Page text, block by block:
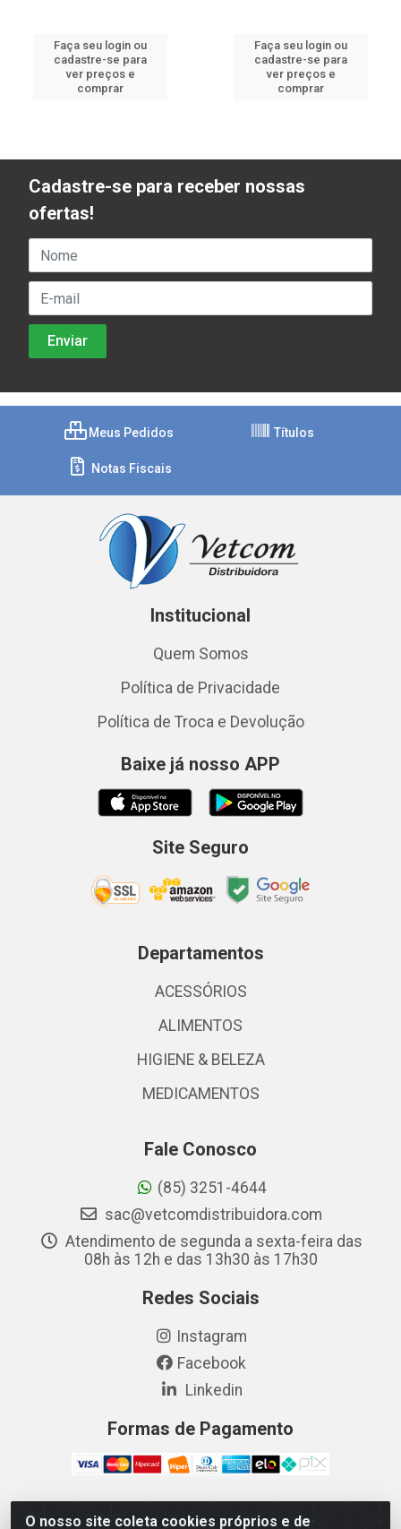
Faça seu login ou
cadastre-se para
ver preços e
comprar
Faça seu login ou
cadastre-se para
ver preços e
comprar
O nosso site coleta cookies próprios e de
Cadastre-se para receber nossas
ofertas!
Meus Pedidos Títulos
Notas Fiscais
Institucional
Quem Somos
Política de Privacidade
Política de Troca e Devolução
Baixe já nosso APP
Site Seguro
Departamentos
ACESSÓRIOS
ALIMENTOS
HIGIENE & BELEZA
MEDICAMENTOS
Fale Conosco
(85) 3251-4644
sac@vetcomdistribuidora.com
Atendimento de segunda a sexta-feira das
08h às 12h e das 13h30 às 17h30
Redes Sociais
Instagram
Facebook
Linkedin
Formas de Pagamento